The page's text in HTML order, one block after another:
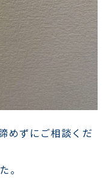
めずにご相談くだ
。